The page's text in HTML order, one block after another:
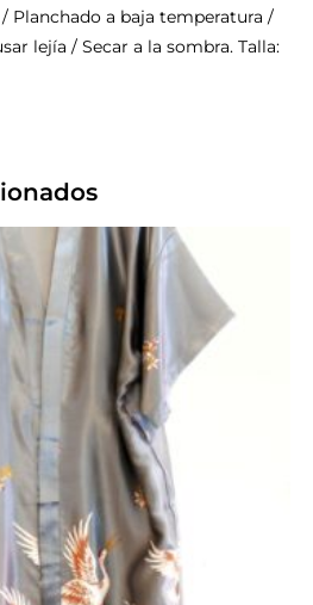
Planchado a baja temperatura /
lejía / Secar a la sombra. Talla: